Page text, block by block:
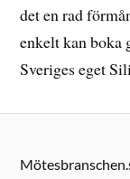
det en rad
enkelt kan boka
Sveriges eget